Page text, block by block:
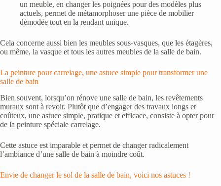
un meuble, en changer les poignées pour des modèles plus
actuels, permet de métamorphoser une pièce de mobilier
démodée tout en la rendant unique.
Cela concerne aussi bien les meubles sous-vasques, que les étagères,
ou même, la vasque et tous les autres meubles de la salle de bain.
La peinture pour carrelage, une astuce simple pour transformer une
salle de bain
Bien souvent, lorsqu’on rénove une salle de bain, les revêtements
muraux sont à revoir. Plutôt que d’engager des travaux longs et
coûteux, une astuce simple, pratique et efficace, consiste à opter pour
de la peinture spéciale carrelage.
Cette astuce est imparable et permet de changer radicalement
l’ambiance d’une salle de bain à moindre coût.
Envie de changer le sol de la salle de bain, voici nos astuces !